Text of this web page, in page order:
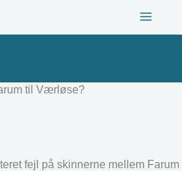
til Værløse?
fejl på skinnerne mellem Farum